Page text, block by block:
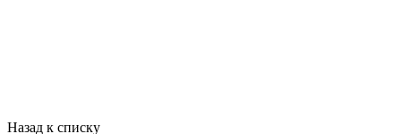
Назад к списку